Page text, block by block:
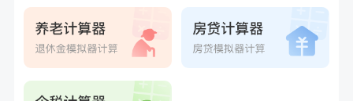
刚刚
林** 购买了宁安堡新疆无核红枣干150g*2